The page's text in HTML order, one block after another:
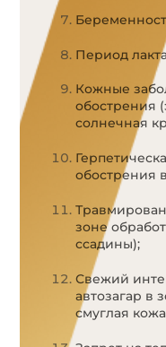
Период
Кожные
обострения
солнечная
обострения
зоне
ссадины);
Свежий
автозагар в
смуглая